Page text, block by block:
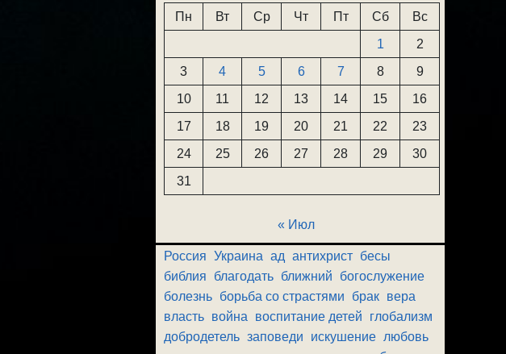
Пн
Вт Ср Чт Пт Сб
Вс
1
2
3
4 5 6 7 8
9
10
11 12 13 14 15
16
17
18 19 20 21 22
23
24
25 26 27 28 29
30
31
« Июл
Россия Украина ад антихрист бесы
библия
благодать ближний
богослужение
болезнь борьба со страстями брак вера
власть война воспитание детей
глобализм
добродетель заповеди искушение любовь